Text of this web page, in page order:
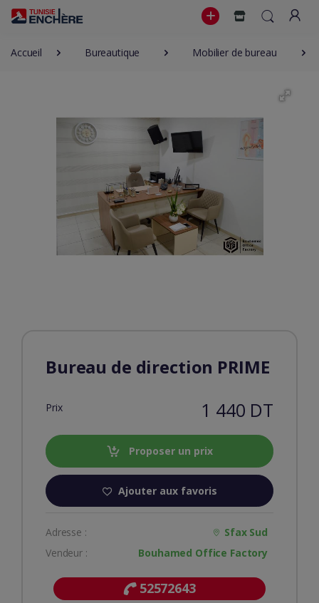
Accueil Bureautique Mobilier de bureau
Bureau de direction PRIME
Prix 1 440 DT
Proposer un prix
Ajouter aux favoris
Adresse :
Sfax Sud
Vendeur :
Bouhamed Office Factory
52572643